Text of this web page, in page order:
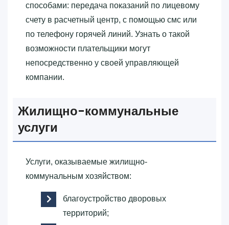
способами: передача показаний по лицевому
счету в расчетный центр, с помощью смс или
по телефону горячей линий. Узнать о такой
возможности плательщики могут
непосредственно у своей управляющей
компании.
Жилищно-коммунальные
услуги
Услуги, оказываемые жилищно-
коммунальным хозяйством:
благоустройство дворовых
территорий;